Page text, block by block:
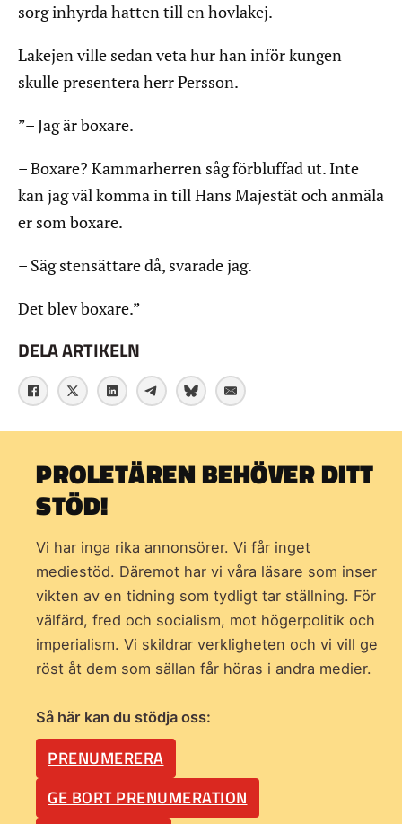
sorg inhyrda hatten till en hovlakej.
Lakejen ville sedan veta hur han inför kungen
skulle presentera herr Persson.
”– Jag är boxare.
– Boxare? Kammarherren såg förbluffad ut. Inte
kan jag väl komma in till Hans Majestät och anmäla
er som boxare.
– Säg stensättare då, svarade jag.
Det blev boxare.”
DELA ARTIKELN
PROLETÄREN BEHÖVER DITT
STÖD!
Vi har inga rika annonsörer. Vi får inget
mediestöd. Däremot har vi våra läsare som inser
vikten av en tidning som tydligt tar ställning. För
välfärd, fred och socialism, mot högerpolitik och
imperialism. Vi skildrar verkligheten och vi vill ge
röst åt dem som sällan får höras i andra medier.
Så här kan du stödja oss:
PRENUMERERA
GE BORT PRENUMERATION